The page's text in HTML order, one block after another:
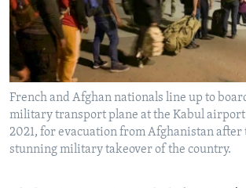
MAGAZIN
O GLASU AMERIKE
Learning English
PRATITE NAS
French and Afghan nationals line up to
military transport plane at the Kabul airport
2021, for evacuation from Afghanistan after
stunning military takeover of the country.